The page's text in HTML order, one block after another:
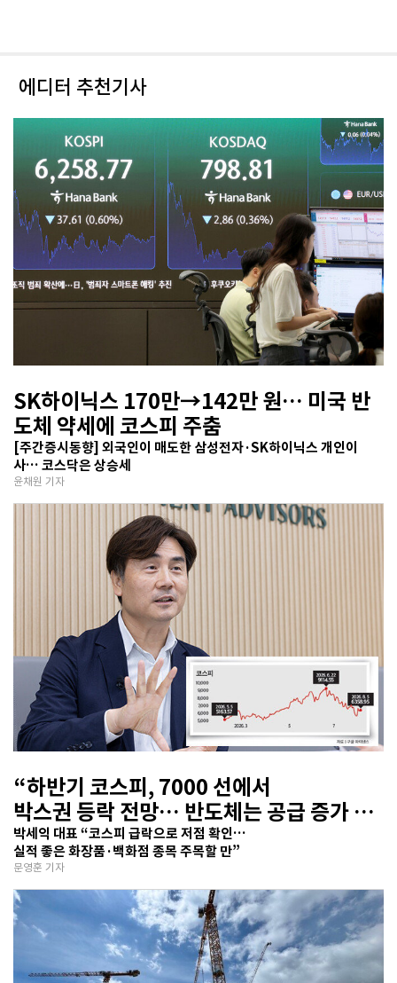
에디터 추천기사
SK하이닉스 170만→142만 원… 미국 반
도체 약세에 코스피 주춤
[주간증시동향] 외국인이 매도한 삼성전자·SK하이닉스 개인이
사… 코스닥은 상승세
윤채원 기자
“하반기 코스피, 7000 선에서
박스권 등락 전망… 반도체는 공급 증가 선
반영 주시해야”
박세익 대표 “코스피 급락으로 저점 확인…
실적 좋은 화장품·백화점 종목 주목할 만”
문영훈 기자